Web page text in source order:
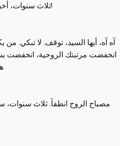
ثلاث سنوات، أخيرًا عدت. سيد السادة، السيد عاد!
آه آه، أيها السيد، توقف. لا تبكي. من
انخفضت مرتبتك الروحية،
مصباح الروح انطفأ. ثلاث سنوات،